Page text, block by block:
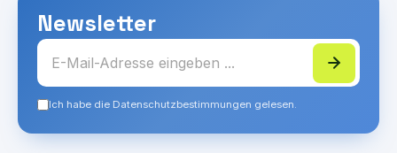
Newsletter
Ich habe die Datenschutzbestimmungen gelesen.